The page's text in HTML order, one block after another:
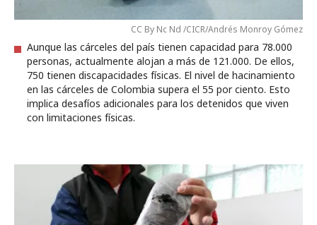
CC By Nc Nd /CICR/Andrés Monroy Gómez
Aunque las cárceles del país tienen capacidad para 78.000
personas, actualmente alojan a más de 121.000. De ellos,
750 tienen discapacidades físicas. El nivel de hacinamiento
en las cárceles de Colombia supera el 55 por ciento. Esto
implica desafíos adicionales para los detenidos que viven
con limitaciones físicas.